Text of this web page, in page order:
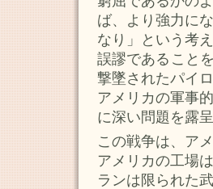
ば、より強力に
なり」という考
誤謬であること
撃墜されたパイ
アメリカの軍事
に深い問題を露呈
この戦争は、ア
アメリカの工場
ランは限られた